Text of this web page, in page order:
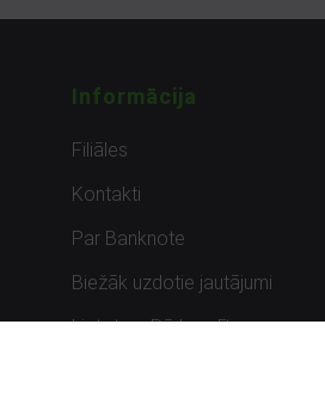
Informācija
Filiāles
Kontakti
Par Banknote
Biežāk uzdotie jautājumi
Lietots – Pārbaudīts